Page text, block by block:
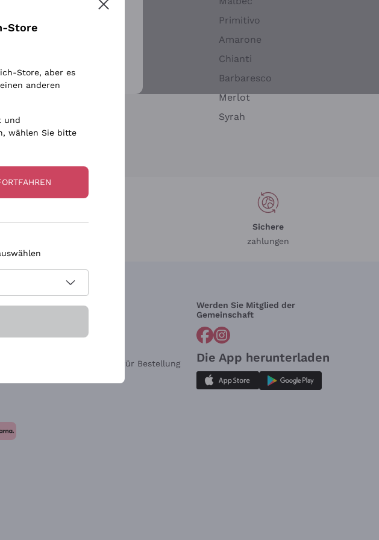
Chardonnay
Primitivo
Amarone
Chianti
Barbaresco
Merlot
Syrah
Sichere
zahlungen
Brauchen Sie Hilfe?
Widerrufsformular für Bestellung
Werden Sie Mitglied der
Gemeinschaft
Die App herunterladen
Bestimmungen
Store
Store, aber es
anderen
und
wählen Sie bitte